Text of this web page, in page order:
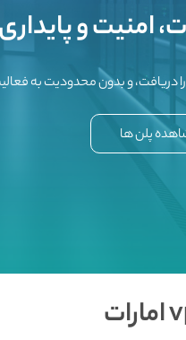
امنیت و پایداری
پلن ها